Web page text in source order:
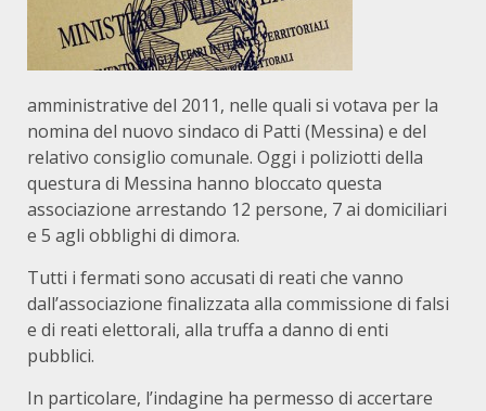
amministrative del 2011, nelle quali si votava per la
nomina del nuovo sindaco di Patti (Messina) e del
relativo consiglio comunale. Oggi i poliziotti della
questura di Messina hanno bloccato questa
associazione arrestando 12 persone, 7 ai domiciliari
e 5 agli obblighi di dimora.
Tutti i fermati sono accusati di reati che vanno
dall’associazione finalizzata alla commissione di falsi
e di reati elettorali, alla truffa a danno di enti
pubblici.
In particolare, l’indagine ha permesso di accertare